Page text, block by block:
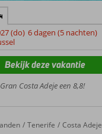
een
(do) 6 dagen (5 nachten)
Costa Adeje een 8,8!
Bekijk deze vakantie
Tenerife Costa Adeje